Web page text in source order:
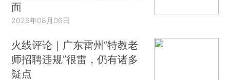
面
2026年08月06日
火线评论｜广东雷州“特教老
师招聘违规”很雷，仍有诸多
疑点